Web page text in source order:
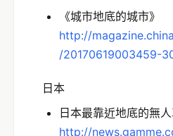
《城市地底的城市》
http://
/20170619003459-
日本
日本最靠近地底的無
http://